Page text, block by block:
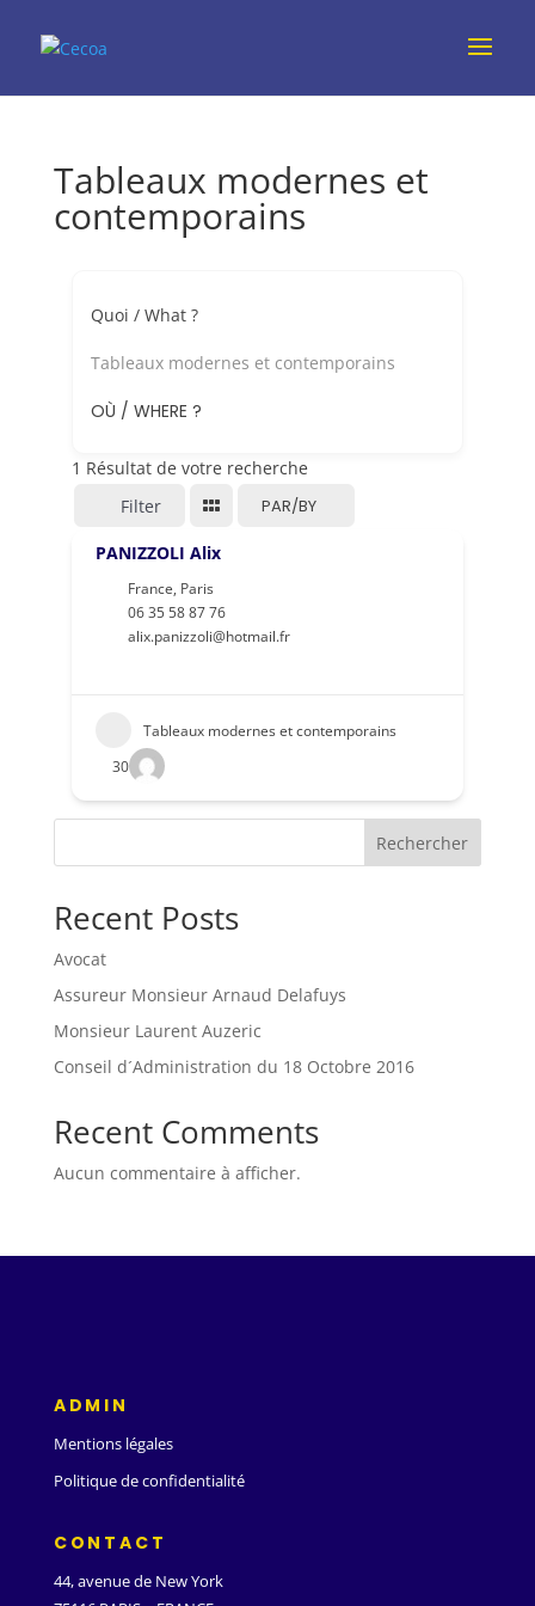
Tableaux modernes et
contemporains
Quoi / What ?
Tableaux modernes et contemporains
OÙ / WHERE ?
1 Résultat de votre recherche
Filter
PAR/BY
PANIZZOLI Alix
France, Paris
06 35 58 87 76
alix.panizzoli@hotmail.fr
Tableaux modernes et contemporains
30
Rechercher
Recent Posts
Avocat
Assureur Monsieur Arnaud Delafuys
Monsieur Laurent Auzeric
Conseil d´Administration du 18 Octobre 2016
Recent Comments
Aucun commentaire à afficher.
ADMIN
Mentions légales
Politique de confidentialité
CONTACT
44, avenue de New York